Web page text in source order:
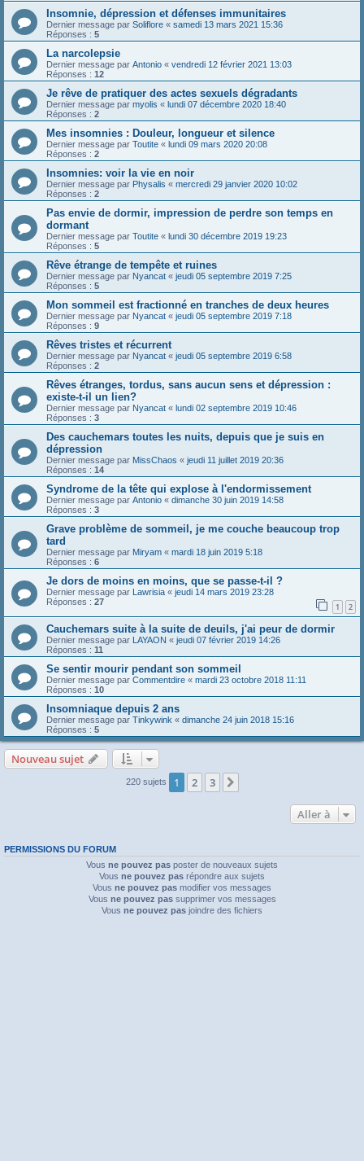
Insomnie, dépression et défenses immunitaires
Dernier message par Soliflore « samedi 13 mars 2021 15:36
Réponses : 5
La narcolepsie
Dernier message par Antonio « vendredi 12 février 2021 13:03
Réponses : 12
Je rêve de pratiquer des actes sexuels dégradants
Dernier message par myolis « lundi 07 décembre 2020 18:40
Réponses : 2
Mes insomnies : Douleur, longueur et silence
Dernier message par Toutite « lundi 09 mars 2020 20:08
Réponses : 2
Insomnies: voir la vie en noir
Dernier message par Physalis « mercredi 29 janvier 2020 10:02
Réponses : 2
Pas envie de dormir, impression de perdre son temps en
dormant
Dernier message par Toutite « lundi 30 décembre 2019 19:23
Réponses : 5
Rêve étrange de tempête et ruines
Dernier message par Nyancat « jeudi 05 septembre 2019 7:25
Réponses : 5
Mon sommeil est fractionné en tranches de deux heures
Dernier message par Nyancat « jeudi 05 septembre 2019 7:18
Réponses : 9
Rêves tristes et récurrent
Dernier message par Nyancat « jeudi 05 septembre 2019 6:58
Réponses : 2
Rêves étranges, tordus, sans aucun sens et dépression :
existe-t-il un lien?
Dernier message par Nyancat « lundi 02 septembre 2019 10:46
Réponses : 3
Des cauchemars toutes les nuits, depuis que je suis en
dépression
Dernier message par MissChaos « jeudi 11 juillet 2019 20:36
Réponses : 14
Syndrome de la tête qui explose à l'endormissement
Dernier message par Antonio « dimanche 30 juin 2019 14:58
Réponses : 3
Grave problème de sommeil, je me couche beaucoup trop
tard
Dernier message par Miryam « mardi 18 juin 2019 5:18
Réponses : 6
Je dors de moins en moins, que se passe-t-il ?
Dernier message par Lawrisia « jeudi 14 mars 2019 23:28
Réponses : 27 1 2
Cauchemars suite à la suite de deuils, j'ai peur de dormir
Dernier message par LAYAON « jeudi 07 février 2019 14:26
Réponses : 11
Se sentir mourir pendant son sommeil
Dernier message par Commentdire « mardi 23 octobre 2018 11:11
Réponses : 10
Insomniaque depuis 2 ans
Dernier message par Tinkywink « dimanche 24 juin 2018 15:16
Réponses : 5
Nouveau sujet
220 sujets 1 2 3
Aller à
PERMISSIONS DU FORUM
Vous ne pouvez pas poster de nouveaux sujets
Vous ne pouvez pas répondre aux sujets
Vous ne pouvez pas modifier vos messages
Vous ne pouvez passupprimer vos messages
Vous ne pouvez pas joindre des fichiers